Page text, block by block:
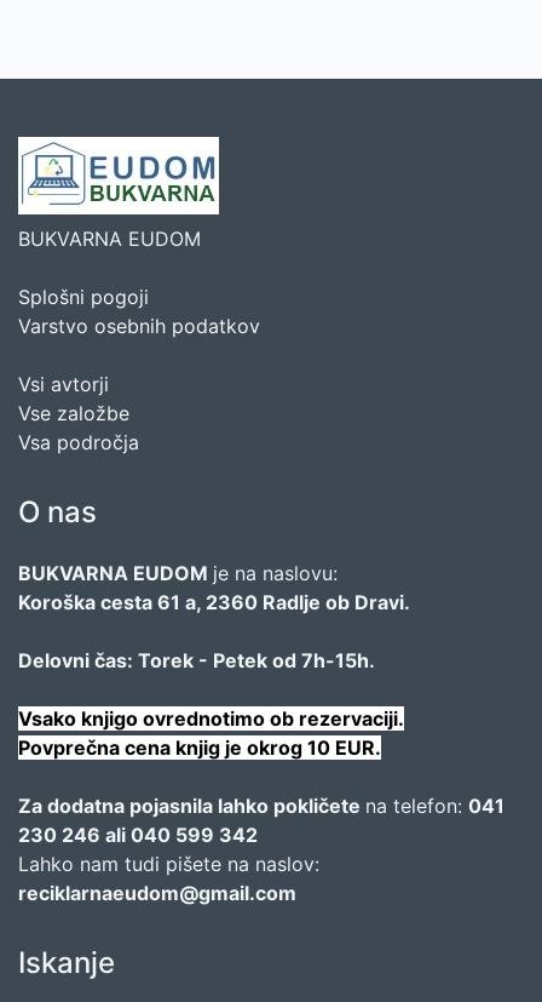
BUKVARNA EUDOM
Splošni pogoji
Varstvo osebnih podatkov
Vsi avtorji
Vse založbe
Vsa področja
O nas
BUKVARNA EUDOM je na naslovu:
Koroška cesta 61 a, 2360 Radlje ob Dravi.
Delovni čas: Torek - Petek od 7h-15h.
Vsako knjigo ovrednotimo ob rezervaciji.
Povprečna cena knjig je okrog 10 EUR.
Za dodatna pojasnila lahko pokličete na telefon: 041
230 246 ali 040 599 342
Lahko nam tudi pišete na naslov:
reciklarnaeudom@gmail.com
Iskanje